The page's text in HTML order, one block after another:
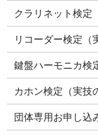
クラリネット検定
リコーダー検定（
鍵盤ハーモニカ検
カホン検定（実技
団体専用お申し込